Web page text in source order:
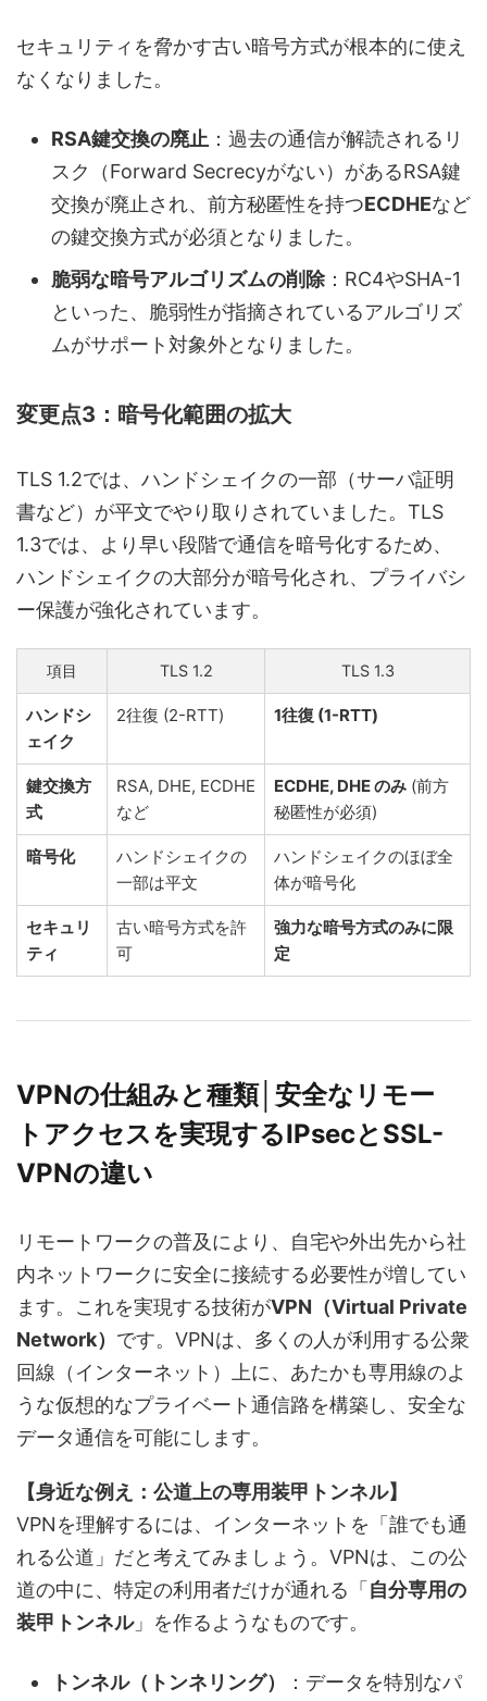
セキュリティを脅かす古い暗号方式が根本的に使え
なくなりました。
RSA鍵交換の廃止 ：過去の通信が解読されるリ
スク（Forward Secrecyがない）があるRSA鍵
交換が廃止され、前方秘匿性を持つECDHEなど
の鍵交換方式が必須となりました。
脆弱な暗号アルゴリズムの削除：RC4やSHA-1
といった、脆弱性が指摘されているアルゴリズ
ムがサポート対象外となりました。
変更点3：暗号化範囲の拡大
TLS 1.2では、ハンドシェイクの一部（サーバ証明
書など）が平文でやり取りされていました。TLS
1.3では、より早い段階で通信を暗号化するため、
ハンドシェイクの大部分が暗号化され、プライバシ
ー保護が強化されています。
項目 TLS 1.2 TLS 1.3
ハンドシ
ェイク
2往復 (2-RTT) 1往復 (1-RTT)
鍵交換方
式
RSA, DHE, ECDHE
など
ECDHE, DHE のみ (前方
秘匿性が必須)
暗号化
ハンドシェイクの
一部は平文
ハンドシェイクのほぼ全
体が暗号化
セキュリ
ティ
古い暗号方式を許
可
強力な暗号方式のみに限
定
VPNの仕組みと種類│安全なリモー
トアクセスを実現するIPsecとSSL-
VPNの違い
リモートワークの普及により、自宅や外出先から社
内ネットワークに安全に接続する必要性が増してい
ます。これを実現する技術がVPN（Virtual Private
Network） です。VPNは、多くの人が利用する公衆
回線（インターネット）上に、あたかも専用線のよ
うな仮想的なプライベート通信路を構築し、安全な
データ通信を可能にします。
【身近な例え：公道上の専用装甲トンネル】
VPNを理解するには、インターネットを「誰でも通
れる公道」だと考えてみましょう。VPNは、この公
道の中に、特定の利用者だけが通れる「 自分専用の
装甲トンネル」を作るようなものです。
トンネル（トンネリング）
：データを特別なパ